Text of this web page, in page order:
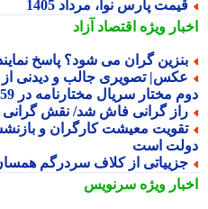
پارس نوآ، مرداد 1405
ویژهاقتصاد آزاد
گران می شود؟ پاسخ
تصویری جالب و دیدنی از
مختار سریال مختارنامه در 59 سالگی؛ سال 1404
گرانی فاش شد/ نقش گرانی
معیشت کارگران و
است
از کلاف سردرگم همسان
ویژهسرنویس